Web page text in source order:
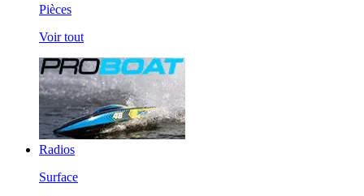
Pièces
Voir tout
Radios
Surface